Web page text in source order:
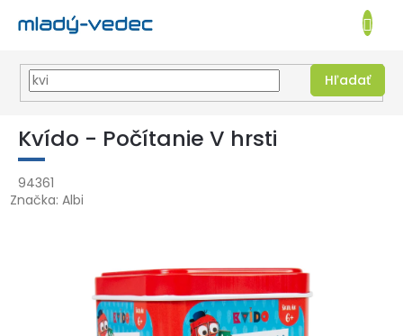
Prejsť
obsah
EUR
Hľadať
KOŠÍK
Kvído - Počítanie V hrsti
94361
Značka: Albi